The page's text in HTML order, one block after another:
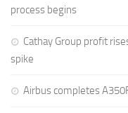
process begins
Cathay Group profit
spike
Airbus completes